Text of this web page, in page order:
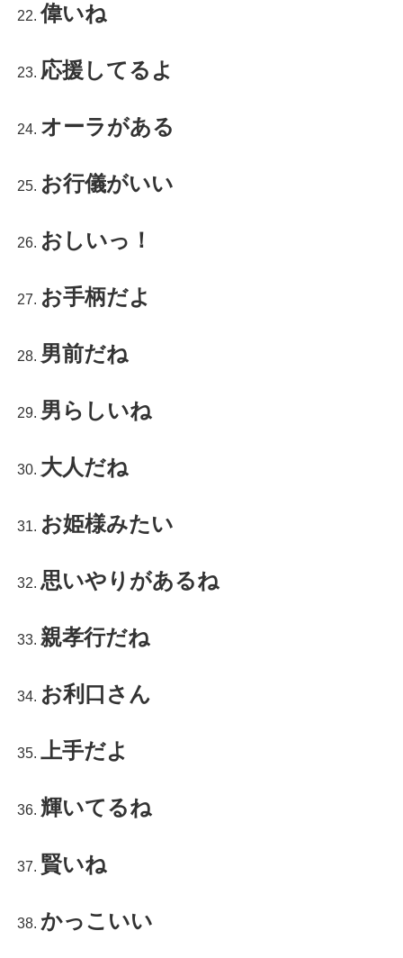
偉いね
応援してるよ
オーラがある
お行儀がいい
おしいっ！
お手柄だよ
男前だね
男らしいね
大人だね
お姫様みたい
思いやりがあるね
親孝行だね
お利口さん
上手だよ
輝いてるね
賢いね
かっこいい